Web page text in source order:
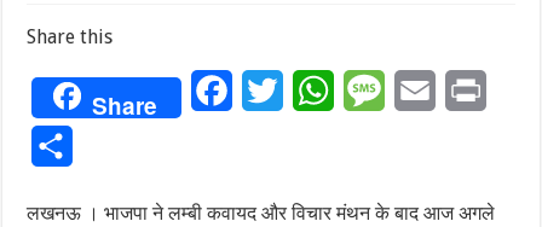
Share this
Share FacebookTwitterWhatsAppMessageEmail
लखनऊ । भाजपा ने लम्बी कवायद और विचार मंथन के बाद आज अगले